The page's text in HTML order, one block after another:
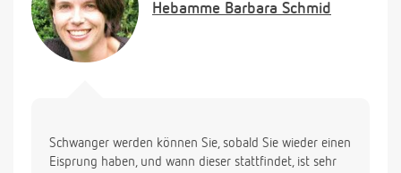
Hebamme Barbara Schmid
Schwanger werden können Sie, sobald Sie wieder einen
Eisprung haben, und wann dieser stattfindet, ist sehr